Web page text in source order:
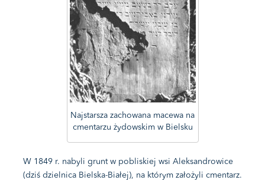
Najstarsza zachowana macewa na
cmentarzu żydowskim w Bielsku
W 1849 r. nabyli grunt w pobliskiej wsi Aleksandrowice
(dziś dzielnica Bielska-Białej), na którym założyli cmentarz.